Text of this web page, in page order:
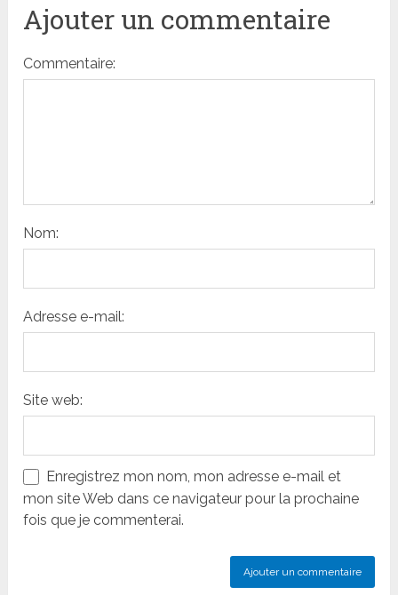
Ajouter un commentaire
Commentaire:
Nom:
Adresse e-mail:
Site web:
Enregistrez mon nom, mon adresse e-mail et
mon site Web dans ce navigateur pour la prochaine
fois que je commenterai.